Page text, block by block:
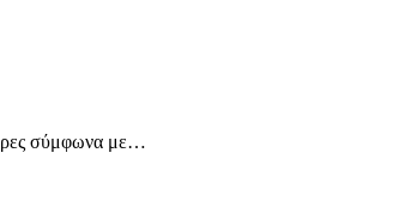
σύμφωνα με…